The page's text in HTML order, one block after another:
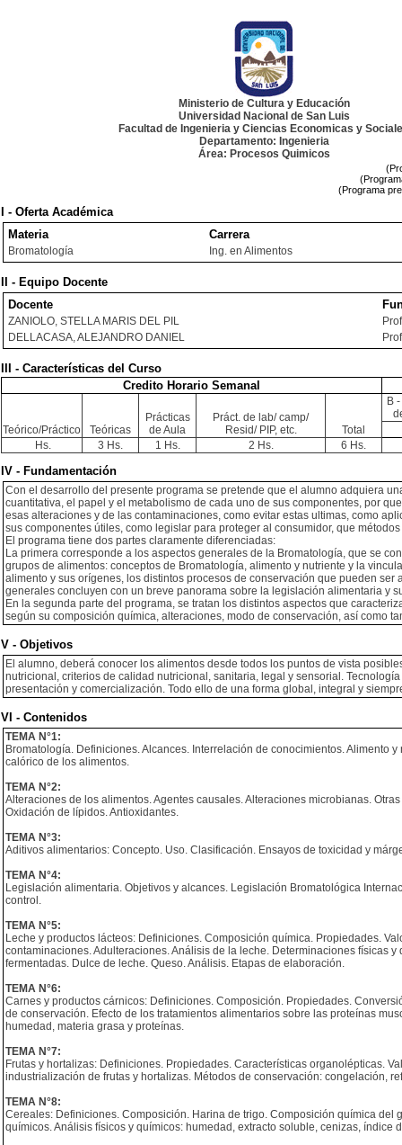
Ministerio de Cultura y Educación
Universidad Nacional de San Luis
Facultad de Ingenieria y Ciencias Economicas y
Departamento: Ingenieria
Área: Procesos Quimicos
(Programa
I - Oferta Académica
Materia
Carrera
Bromatología Ing. en Alimentos
II - Equipo Docente
Docente
ZANIOLO, STELLA MARIS DEL PIL
DELLACASA, ALEJANDRO DANIEL
III - Características del Curso
Credito Horario Semanal
Teórico/Práctico Teóricas
Prácticas
de Aula
Práct. de lab/ camp/
Resid/ PIP, etc.
Total
B
Hs. 3 Hs. 1 Hs. 2 Hs. 6 Hs.
IV - Fundamentación
Con el desarrollo del presente programa se pretende que el alumno adquiera
cuantitativa, el papel y el metabolismo de cada uno de sus componentes, por
esas alteraciones y de las contaminaciones, como evitar estas ultimas, como
sus componentes útiles, como legislar para proteger al consumidor, que
El programa tiene dos partes claramente diferenciadas:
La primera corresponde a los aspectos generales de la Bromatología, que se
grupos de alimentos: conceptos de Bromatología, alimento y nutriente y la
alimento y sus orígenes, los distintos procesos de conservación que pueden
generales concluyen con un breve panorama sobre la legislación alimentaria y
En la segunda parte del programa, se tratan los distintos aspectos que
según su composición química, alteraciones, modo de conservación, así como
V - Objetivos
El alumno, deberá conocer los alimentos desde todos los puntos de vista
nutricional, criterios de calidad nutricional, sanitaria, legal y sensorial.
presentación y comercialización. Todo ello de una forma global, integral y
VI - Contenidos
TEMA N°1:
Bromatología. Definiciones. Alcances. Interrelación de conocimientos. Alimento
calórico de los alimentos.
TEMA N°2:
Alteraciones de los alimentos. Agentes causales. Alteraciones microbianas.
Oxidación de lípidos. Antioxidantes.
TEMA N°3:
Aditivos alimentarios: Concepto. Uso. Clasificación. Ensayos de toxicidad y
TEMA N°4:
Legislación alimentaria. Objetivos y alcances. Legislación Bromatológica
control.
TEMA N°5:
Leche y productos lácteos: Definiciones. Composición química. Propiedades.
contaminaciones. Adulteraciones. Análisis de la leche. Determinaciones físicas
fermentadas. Dulce de leche. Queso. Análisis. Etapas de elaboración.
TEMA N°6:
Carnes y productos cárnicos: Definiciones. Composición. Propiedades.
de conservación. Efecto de los tratamientos alimentarios sobre las proteínas
humedad, materia grasa y proteínas.
TEMA N°7:
Frutas y hortalizas: Definiciones. Propiedades. Características organolépticas.
industrialización de frutas y hortalizas. Métodos de conservación: congelación,
TEMA N°8:
Cereales: Definiciones. Composición. Harina de trigo. Composición química
químicos. Análisis físicos y químicos: humedad, extracto soluble, cenizas,